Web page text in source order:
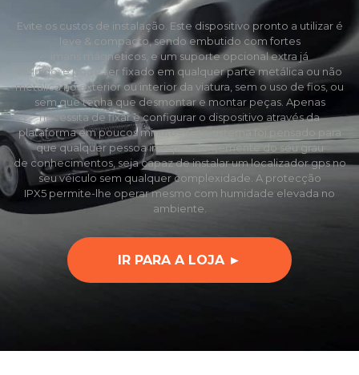
Evite os custos de instalação. Este dispositivo pronto a utilizar é
leve & compacto, sendo embutido com fortes
ímans mágneticos, e um suporte opcional extra já
incluído, e pode ser fixado em qualquer parte metálica ou não
metálica no exterior ou interior da viatura, sem o uso de fios, ou
sem que tenha que desmontar e montar peças. Apenas
necessita de fixar e configurar o dispositivo através da
plataforma em poucos minutos. Este sistema foi pensado para
que qualquer pessoa independentemente do seu grau
de conhecimentos, seja capaz de instalar um localizador gps no
seu véiculo sem qualquer complexidade. A protecção
IPX5 permite-lhe operar mesmo com humidade elevada no
ambiente.
IR PARA A LOJA ►